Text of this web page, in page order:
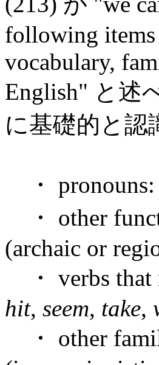
following items
vocabulary,
English" と述
に基礎的と認
・ pronouns:
・ other
(archaic or
・ verbs that
hit, seem, take,
・ other